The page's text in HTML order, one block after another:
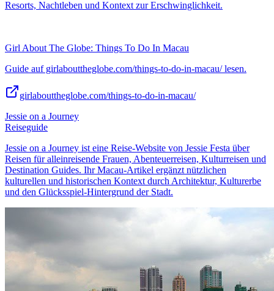
Resorts, Nachtleben und Kontext zur Erschwinglichkeit.
Girl About The Globe: Things To Do In Macau
Guide auf girlabouttheglobe.com/things-to-do-in-macau/ lesen.
girlabouttheglobe.com/things-to-do-in-macau/
Jessie on a Journey
Reiseguide
Jessie on a Journey ist eine Reise-Website von Jessie Festa über
Reisen für alleinreisende Frauen, Abenteuerreisen, Kulturreisen und
Destination Guides. Ihr Macau-Artikel ergänzt nützlichen
kulturellen und historischen Kontext durch Architektur, Kulturerbe
und den Glücksspiel-Hintergrund der Stadt.